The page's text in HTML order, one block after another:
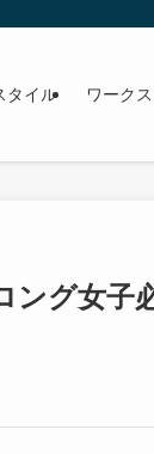
タイル ワーク
グ女子